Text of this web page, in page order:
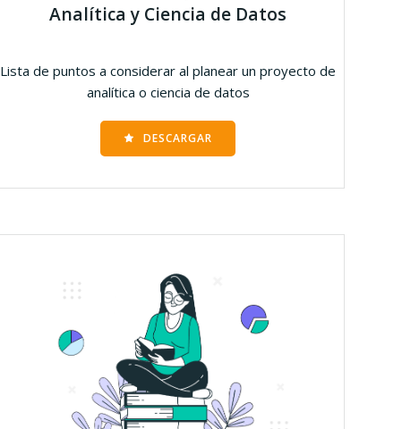
Analítica y Ciencia de Datos
Lista de puntos a considerar al planear un proyecto de
analítica o ciencia de datos
DESCARGAR